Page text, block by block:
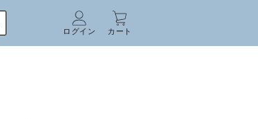
ログイン カート